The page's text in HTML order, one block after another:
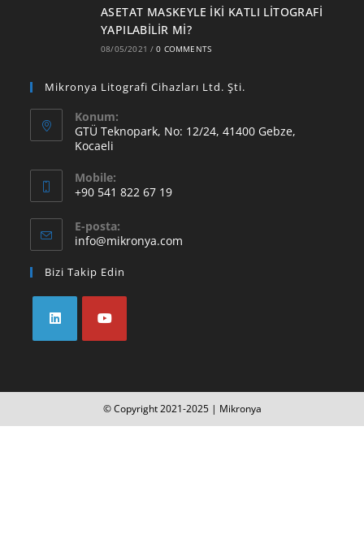
ASETAT MASKEYLE İKİ KATLI LİTOGRAFİ
YAPILABİLİR Mİ?
08/05/2021 / 0 COMMENTS
Mikronya Litografi Cihazları Ltd. Şti.
Konum:
GTÜ Teknopark, No: 12/24, 41400 Gebze,
Kocaeli
Mobile:
+90 541 822 67 19
E-posta:
info@mikronya.com
Bizi Takip Edin
© Copyright 2021-2025 | Mikronya